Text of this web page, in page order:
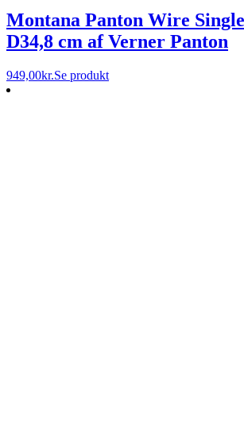
Montana Panton Wire
D34,8 cm af Verner Panton
949,00kr.Se produkt